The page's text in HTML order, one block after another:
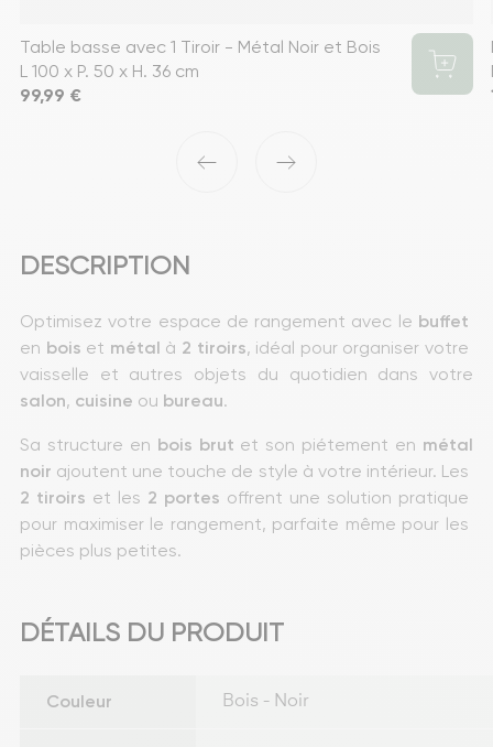
Table basse avec 1 Tiroir - Métal Noir et Bois
L 100 x P. 50 x H. 36 cm
Prix
99,99 €
‹ ›
DESCRIPTION
Optimisez votre espace de rangement avec le buffet
en bois et métal à 2 tiroirs, idéal pour organiser votre
vaisselle et autres objets du quotidien dans votre
salon, cuisine ou bureau.
Sa structure en bois brut et son piétement en métal
noir ajoutent une touche de style à votre intérieur. Les
2 tiroirs et les 2 portes offrent une solution pratique
pour maximiser le rangement, parfaite même pour les
pièces plus petites.
DÉTAILS DU PRODUIT
Couleur Bois - Noir